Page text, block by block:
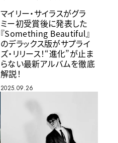
マイリー・サイラスがグラ
ミー初受賞後に発表した
『Something Beautiful』
のデラックス版がサプライ
ズ・リリース！“進化”が止ま
らない最新アルバムを徹底
解説！
2025.09.26